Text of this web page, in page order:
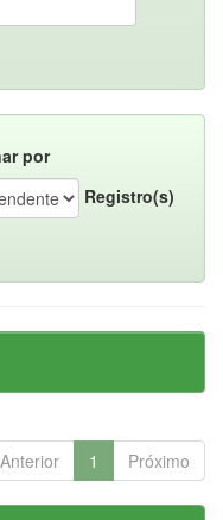
por
Registro(s)
Anterior 1 Próximo